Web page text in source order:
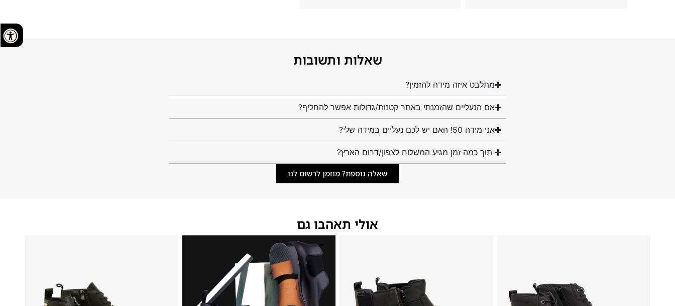
שאלות ותשובות
מתלבט איזה מידה להזמין?
אם הנעליים שהזמנתי באתר קטנות/גדולות אפשר להחליף?
אני מידה 50! האם יש לכם נעליים במידה שלי?
תוך כמה זמן מגיע המשלוח לצפון/דרום הארץ?
שאלה נוספת? מוזמן לרשום לנו
אולי תאהבו גם